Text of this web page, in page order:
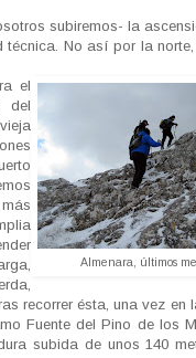
subiremos- la
técnica. No así por la
Almenara, últimos
el
del
recorrer ésta, una vez en
Fuente del Pino de los
subida de unos 140